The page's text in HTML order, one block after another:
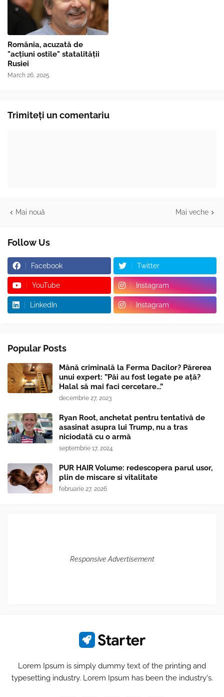
România, acuzată de
"acțiuni ostile" statalității
Rusiei
March 26, 2025
Trimiteți un comentariu
Mai nouă Mai veche
Follow Us
Facebook Twitter
YouTube Instagram
LinkedIn Instagram
Popular Posts
Mână criminală la Ferma Dacilor? Părerea
unui expert: ”Păi au fost legate pe ață?
Halal să mai faci cercetare...”
decembrie 27, 2023
Ryan Root, anchetat pentru tentativă de
asasinat asupra lui Trump, nu a tras
niciodată cu o armă
septembrie 17, 2024
PUR HAIR Volume: redescopera parul usor,
plin de miscare si vitalitate
februarie 27, 2026
Responsive Advertisement
Lorem Ipsum is simply dummy text of the printing and
typesetting industry. Lorem Ipsum has been the industry's.